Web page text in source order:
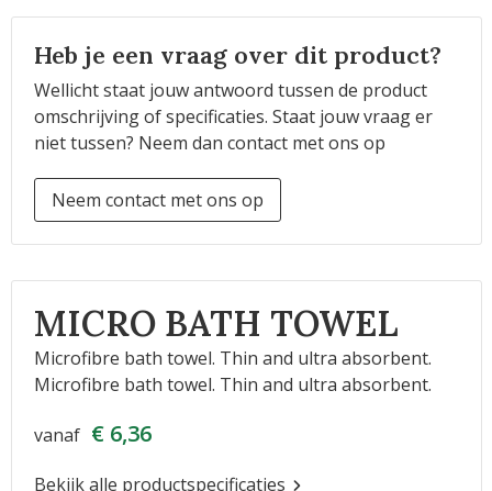
Heb je een vraag over dit product?
Wellicht staat jouw antwoord tussen de product
omschrijving of specificaties. Staat jouw vraag er
niet tussen? Neem dan contact met ons op
Neem contact met ons op
MICRO BATH TOWEL
Microfibre bath towel. Thin and ultra absorbent.
Microfibre bath towel. Thin and ultra absorbent.
vanaf € 6,36
Bekijk alle productspecificaties